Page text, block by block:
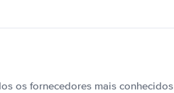
os fornecedores mais conhecidos